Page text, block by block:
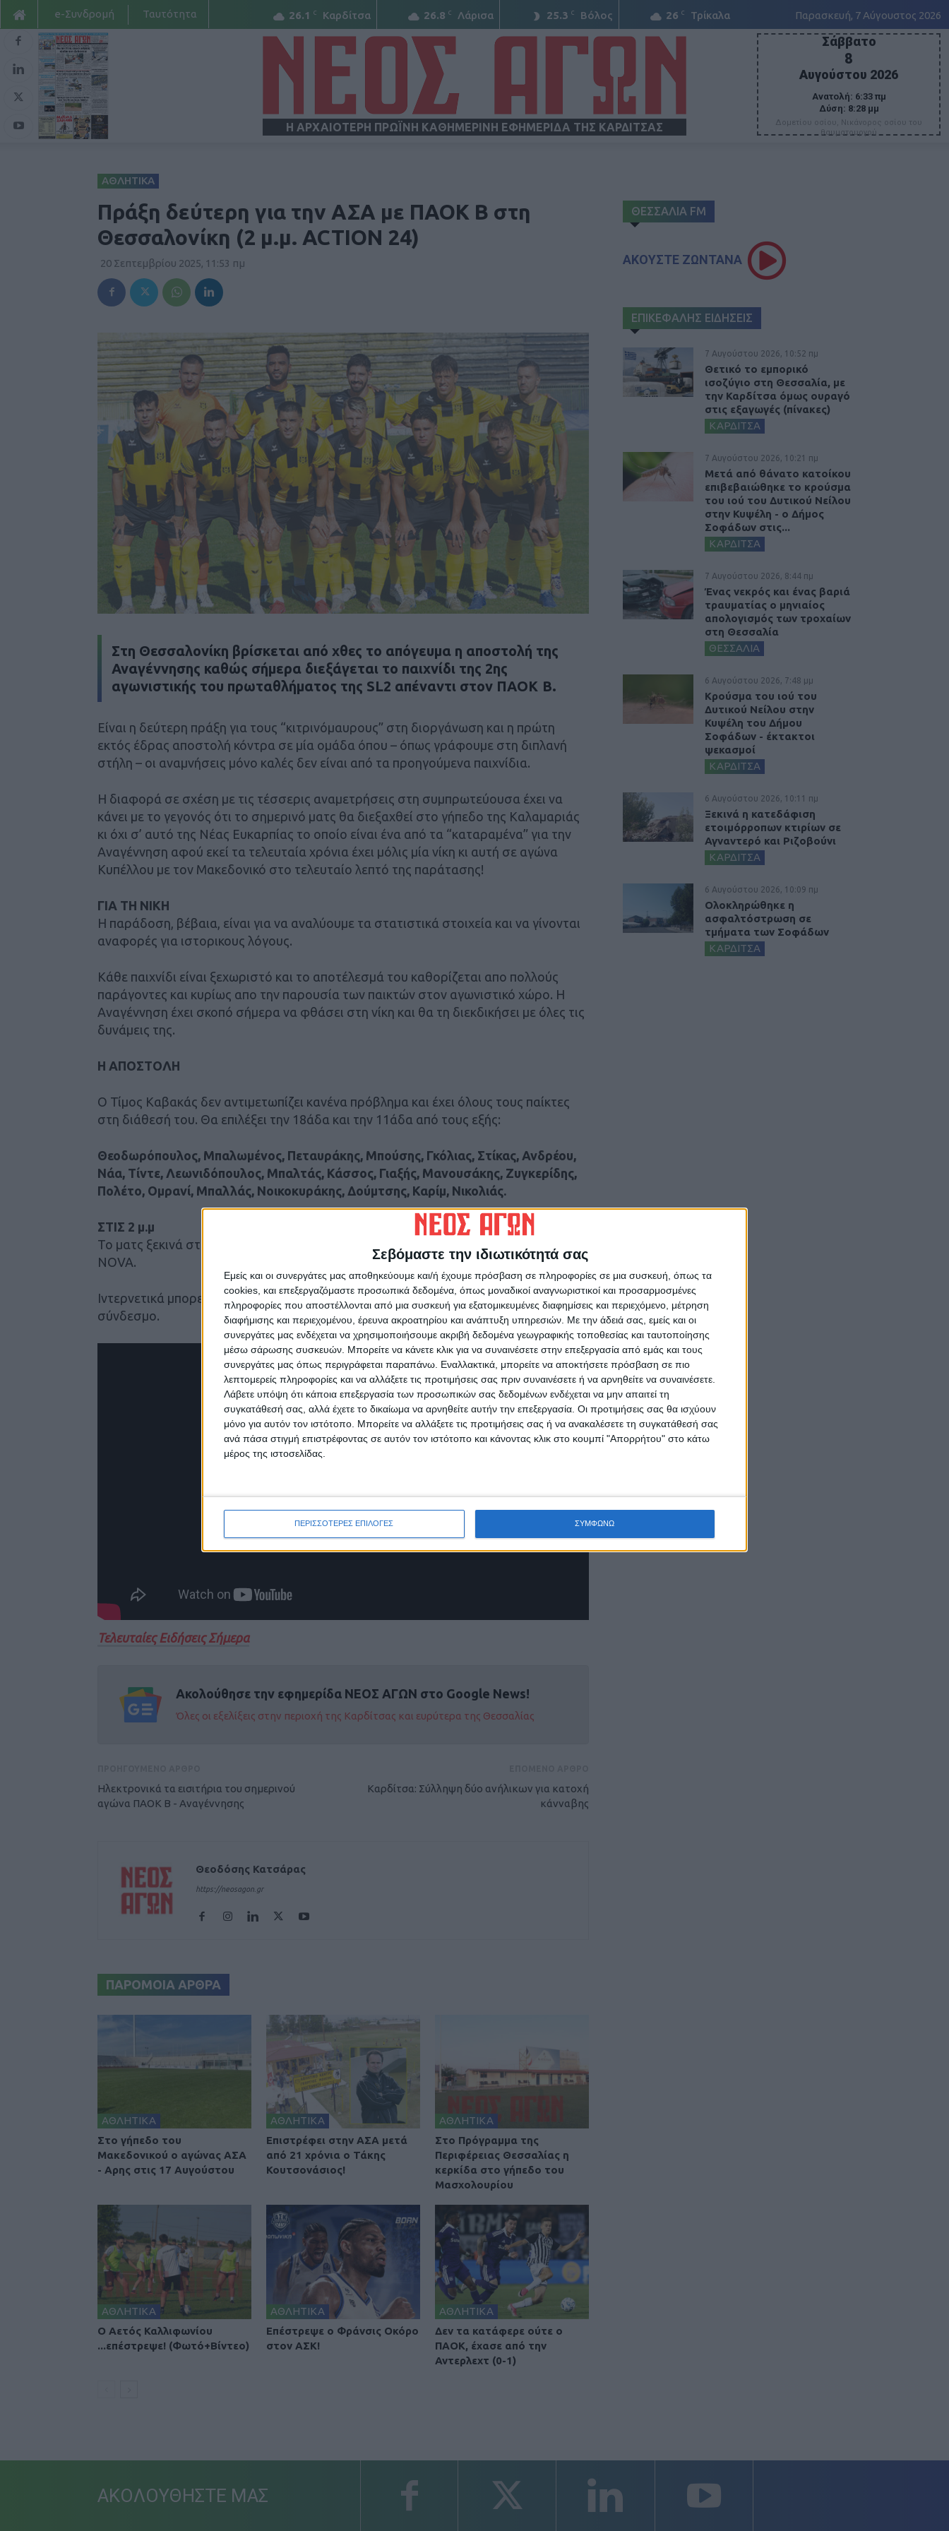
Σεβόμαστε την ιδιωτικότητά σας
Εμείς και οι συνεργάτες μας αποθηκεύουμε και/ή έχουμε πρόσβαση σε πληροφορίες σε μια συσκευή, όπως τα
cookies, και επεξεργαζόμαστε προσωπικά δεδομένα, όπως μοναδικοί αναγνωριστικοί και προσαρμοσμένες
πληροφορίες που αποστέλλονται από μια συσκευή για εξατομικευμένες διαφημίσεις και περιεχόμενο, μέτρηση
διαφήμισης και περιεχομένου, έρευνα ακροατηρίου και ανάπτυξη υπηρεσιών. Με την άδειά σας, εμείς και οι
συνεργάτες μας ενδέχεται να χρησιμοποιήσουμε ακριβή δεδομένα γεωγραφικής τοποθεσίας και ταυτοποίησης
μέσω σάρωσης συσκευών. Μπορείτε να κάνετε κλικ για να συναινέσετε στην επεξεργασία από εμάς και τους
συνεργάτες μας όπως περιγράφεται παραπάνω. Εναλλακτικά, μπορείτε να αποκτήσετε πρόσβαση σε πιο
λεπτομερείς πληροφορίες και να αλλάξετε τις προτιμήσεις σας πριν συναινέσετε ή να αρνηθείτε να συναινέσετε.
Λάβετε υπόψη ότι κάποια επεξεργασία των προσωπικών σας δεδομένων ενδέχεται να μην απαιτεί τη
συγκατάθεσή σας, αλλά έχετε το δικαίωμα να αρνηθείτε αυτήν την επεξεργασία. Οι προτιμήσεις σας θα ισχύουν
μόνο για αυτόν τον ιστότοπο. Μπορείτε να αλλάξετε τις προτιμήσεις σας ή να ανακαλέσετε τη συγκατάθεσή σας
ανά πάσα στιγμή επιστρέφοντας σε αυτόν τον ιστότοπο και κάνοντας κλικ στο κουμπί "Απορρήτου" στο κάτω
μέρος της ιστοσελίδας.
ΠΕΡΙΣΣΟΤΕΡΕΣ ΕΠΙΛΟΓΕΣ ΣΥΜΦΩΝΩ
26.1 C Καρδίτσα 26.8 C Λάρισα 25.3 C Βόλος 26 C Τρίκαλα Παρασκευή, 7 Αύγουστος 2026
e-Συνδρομή Ταυτότητα
Η ΑΡΧΑΙΟΤΕΡΗ ΠΡΩΪΝΗ ΚΑΘΗΜΕΡΙΝΗ ΕΦΗΜΕΡΙΔΑ ΤΗΣ ΚΑΡΔΙΤΣΑΣ
Σάββατο
8
Αυγούστου 2026
Ανατολή: 6:33 πμ
Δύση: 8:28 μμ
Δομετίου οσίου, Νικάνορος οσίου του
θαυματουργού
ΑΘΛΗΤΙΚΑ
Πράξη δεύτερη για την ΑΣΑ με ΠΑΟΚ Β στη
Θεσσαλονίκη (2 μ.μ. ACTION 24)
20 Σεπτεμβρίου 2025, 11:53 πμ
Στη Θεσσαλονίκη βρίσκεται από χθες το απόγευμα η αποστολή της
Αναγέννησης καθώς σήμερα διεξάγεται το παιχνίδι της 2ης
αγωνιστικής του πρωταθλήματος της SL2 απέναντι στον ΠΑΟΚ Β.
Είναι η δεύτερη πράξη για τους “κιτρινόμαυρους” στη διοργάνωση και η πρώτη
εκτός έδρας αποστολή κόντρα σε μία ομάδα όπου – όπως γράφουμε στη διπλανή
στήλη – οι αναμνήσεις μόνο καλές δεν είναι από τα προηγούμενα παιχνίδια.
Η διαφορά σε σχέση με τις τέσσερις αναμετρήσεις στη συμπρωτεύουσα έχει να
κάνει με το γεγονός ότι το σημερινό ματς θα διεξαχθεί στο γήπεδο της Καλαμαριάς
κι όχι σ’ αυτό της Νέας Ευκαρπίας το οποίο είναι ένα από τα “καταραμένα” για την
Αναγέννηση αφού εκεί τα τελευταία χρόνια έχει μόλις μία νίκη κι αυτή σε αγώνα
Κυπέλλου με τον Μακεδονικό στο τελευταίο λεπτό της παράτασης!
ΓΙΑ ΤΗ ΝΙΚΗ
Η παράδοση, βέβαια, είναι για να αναλύουμε τα στατιστικά στοιχεία και να γίνονται
αναφορές για ιστορικους λόγους.
Κάθε παιχνίδι είναι ξεχωριστό και το αποτέλεσμά του καθορίζεται απο πολλούς
παράγοντες και κυρίως απο την παρουσία των παικτών στον αγωνιστικό χώρο. Η
Αναγέννηση έχει σκοπό σήμερα να φθάσει στη νίκη και θα τη διεκδικήσει με όλες τις
δυνάμεις της.
Η ΑΠΟΣΤΟΛΗ
Ο Τίμος Καβακάς δεν αντιμετωπίζει κανένα πρόβλημα και έχει όλους τους παίκτες
στη διάθεσή του. Θα επιλέξει την 18άδα και την 11άδα από τους εξής:
Θεοδωρόπουλος, Μπαλωμένος, Πεταυράκης, Μπούσης, Γκόλιας, Στίκας, Ανδρέου,
Νάα, Τίντε, Λεωνιδόπουλος, Μπαλτάς, Κάσσος, Γιαξής, Μανουσάκης, Ζυγκερίδης,
Πολέτο, Ομρανί, Μπαλλάς, Νοικοκυράκης, Δούμτσης, Καρίμ, Νικολιάς.
ΣΤΙΣ 2 μ.μ
Το ματς ξεκινά στις 2 μ.μ. και μεταδίδεται από το ACTION 24 και την πλατφόρμα της
NOVA.
Ιντερνετικά μπορείτε να το δείτε μέσα από το site του καναλιού και στον παρακάτω
σύνδεσμο.
Τελευταίες Ειδήσεις Σήμερα
Ακολούθησε την εφημερίδα ΝΕΟΣ ΑΓΩΝ στο Google News!
Όλες οι εξελίξεις στην περιοχή της Καρδίτσας και ευρύτερα της Θεσσαλίας
Hλεκτρονικά τα εισιτήρια του σημερινού
αγώνα ΠΑΟΚ Β - Αναγέννησης
Kαρδίτσα: Σύλληψη δύο ανήλικων για κατοχή
κάνναβης
Θεοδόσης Κατσάρας
https://neosagon.gr
ΠΑΡΟΜΟΙΑ ΑΡΘΡΑ
ΑΘΛΗΤΙΚΑ
Στο γήπεδο του
Μακεδονικού ο αγώνας ΑΣΑ
- Αρης στις 17 Αυγούστου
ΑΘΛΗΤΙΚΑ
Επιστρέφει στην ΑΣΑ μετά
από 21 χρόνια ο Τάκης
Κουτσονάσιος!
ΑΘΛΗΤΙΚΑ
Στο Πρόγραμμα της
Περιφέρειας Θεσσαλίας η
κερκίδα στο γήπεδο του
Μασχολουρίου
ΑΘΛΗΤΙΚΑ
Ο Αετός Καλλιφωνίου
...επέστρεψε! (Φωτό+Βίντεο)
ΑΘΛΗΤΙΚΑ
Επέστρεψε ο Φράνσις Οκόρο
στον ΑΣΚ!
ΑΘΛΗΤΙΚΑ
Δεν τα κατάφερε ούτε ο
ΠΑΟΚ, έχασε από την
Αντερλεχτ (0-1)
ΘΕΣΣΑΛΙΑ FM
ΑΚΟΥΣΤΕ ΖΩΝΤΑΝΑ
ΕΠΙΚΕΦΑΛΗΣ ΕΙΔΗΣΕΙΣ
7 Αυγούστου 2026, 10:52 πμ
Θετικό το εμπορικό
ισοζύγιο στη Θεσσαλία, με
την Καρδίτσα όμως ουραγό
στις εξαγωγές (πίνακες)
ΚΑΡΔΙΤΣΑ
7 Αυγούστου 2026, 10:21 πμ
Μετά από θάνατο κατοίκου
επιβεβαιώθηκε το κρούσμα
του ιού του Δυτικού Νείλου
στην Κυψέλη - ο Δήμος
Σοφάδων στις...
ΚΑΡΔΙΤΣΑ
7 Αυγούστου 2026, 8:44 πμ
Ένας νεκρός και ένας βαριά
τραυματίας ο μηνιαίος
απολογισμός των τροχαίων
στη Θεσσαλία
ΘΕΣΣΑΛΙΑ
6 Αυγούστου 2026, 7:48 μμ
Κρούσμα του ιού του
Δυτικού Νείλου στην
Κυψέλη του Δήμου
Σοφάδων - έκτακτοι
ψεκασμοί
ΚΑΡΔΙΤΣΑ
6 Αυγούστου 2026, 10:11 πμ
Ξεκινά η κατεδάφιση
ετοιμόρροπων κτιρίων σε
Αγναντερό και Ριζοβούνι
ΚΑΡΔΙΤΣΑ
6 Αυγούστου 2026, 10:09 πμ
Ολοκληρώθηκε η
ασφαλτόστρωση σε
τμήματα των Σοφάδων
ΚΑΡΔΙΤΣΑ
ΑΚΟΛΟΥΘΗΣΤΕ ΜΑΣ